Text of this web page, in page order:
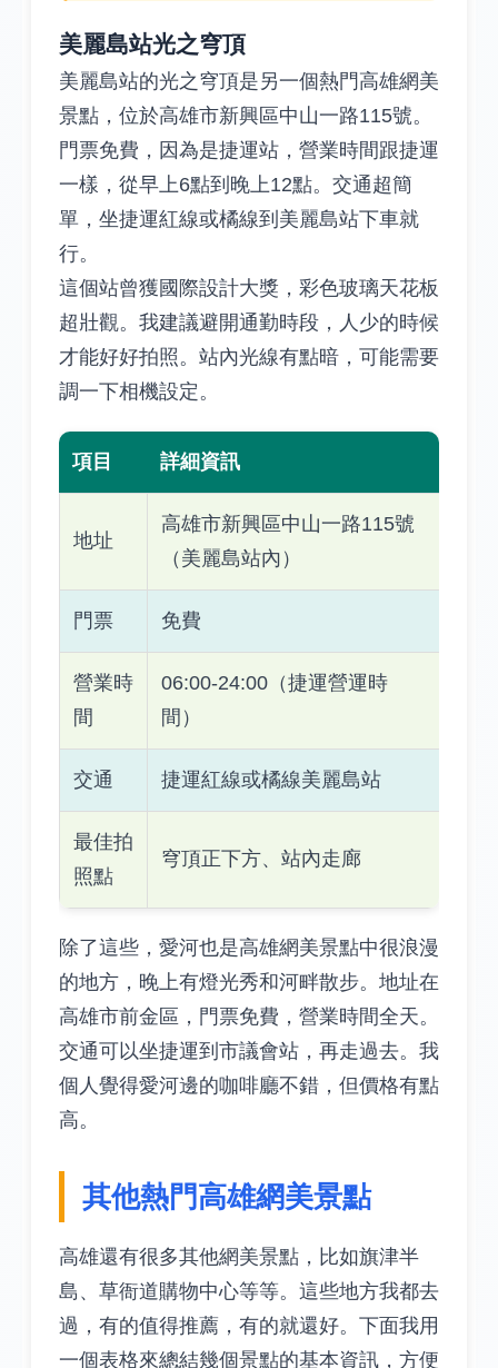
美麗島站光之穹頂
美麗島站的光之穹頂是另一個熱門高雄網美
景點，位於高雄市新興區中山一路115號。
門票免費，因為是捷運站，營業時間跟捷運
一樣，從早上6點到晚上12點。交通超簡
單，坐捷運紅線或橘線到美麗島站下車就
行。
這個站曾獲國際設計大獎，彩色玻璃天花板
超壯觀。我建議避開通勤時段，人少的時候
才能好好拍照。站內光線有點暗，可能需要
調一下相機設定。
項目 詳細資訊
地址
高雄市新興區中山一路115號
（美麗島站內）
門票 免費
營業時
間
06:00-24:00（捷運營運時
間）
交通 捷運紅線或橘線美麗島站
最佳拍
照點
穹頂正下方、站內走廊
除了這些，愛河也是高雄網美景點中很浪漫
的地方，晚上有燈光秀和河畔散步。地址在
高雄市前金區，門票免費，營業時間全天。
交通可以坐捷運到市議會站，再走過去。我
個人覺得愛河邊的咖啡廳不錯，但價格有點
高。
其他熱門高雄網美景點
高雄還有很多其他網美景點，比如旗津半
島、草衙道購物中心等等。這些地方我都去
過，有的值得推薦，有的就還好。下面我用
一個表格來總結幾個景點的基本資訊，方便